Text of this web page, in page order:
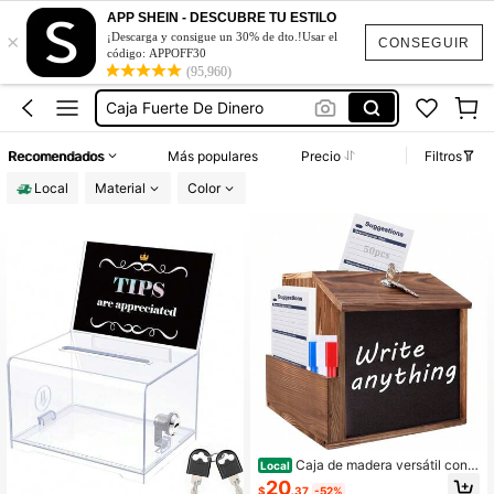
CONSEGUIR
×
APP SHEIN - DESCUBRE TU ESTILO
¡Descarga y consigue un 30% de dto.!Usar el
código: APPOFF30
(95,960)
Botes Para Tips
Bote Para Propinas
Caja Fuerte De Dinero
Caja Para Propinas
Recomendados Más populares Precio
Filtros
Local
Material Color
Local Caja de madera versátil con c
erradura, pizarra y ranura - Caja mu
$20.37 -52%